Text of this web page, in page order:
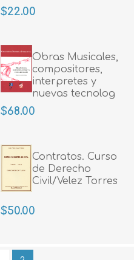
$22.00
Obras Musicales,
compositores,
interpretes y
nuevas tecnolog
$68.00
Contratos. Curso
de Derecho
Civil/Velez Torres
$50.00